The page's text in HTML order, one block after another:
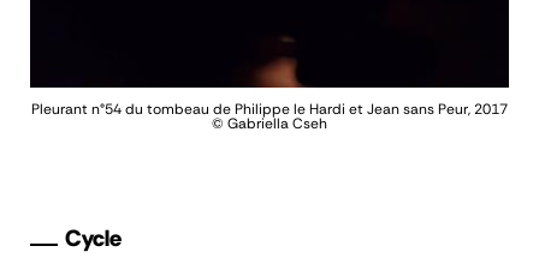
Pleurant n°54 du tombeau de Philippe le Hardi et Jean sans Peur, 2017
© Gabriella Cseh
Cycle